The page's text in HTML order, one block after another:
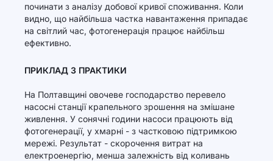
починати з аналізу добової кривої споживання. Коли
видно, що найбільша частка навантаження припадає
на світлий час, фотогенерація працює найбільш
ефективно.
ПРИКЛАД З ПРАКТИКИ
На Полтавщині овочеве господарство перевело
насосні станції крапельного зрошення на змішане
живлення. У сонячні години насоси працюють від
фотогенерації, у хмарні - з частковою підтримкою
мережі. Результат - скорочення витрат на
електроенергію, менша залежність від коливань